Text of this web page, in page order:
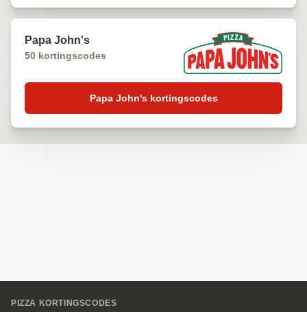
Papa John's
50 kortingscodes
Papa John's kortingscodes
PIZZA KORTINGSCODES